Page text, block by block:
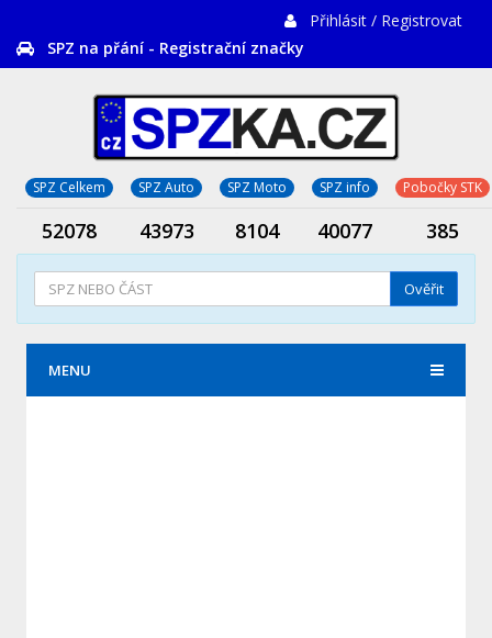
Přihlásit / Registrovat
SPZ na přání - Registrační značky
SPZ Celkem SPZ Auto SPZ Moto SPZ info Pobočky STK
52078 43973 8104 40077 385
Ověřit
MENU